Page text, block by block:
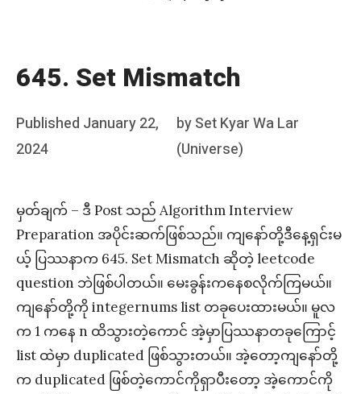
645. Set Mismatch
Posted
on
Published January 22,
2024
bySet Kyar Wa Lar
(Universe)
မှတ်ချက် – ဒီ Post သည် Algorithm Interview
Preparation အပိုင်းဆက်ဖြစ်သည်။ ကျနော်တို့ဒီနေ့ရှင်းမ
ယ့် ပြဿနာက 645. Set Mismatch ဆိုတဲ့ leetcode
question ဘဲဖြစ်ပါတယ်။ မေးခွန်းကနေစလိုက်ကြမယ်။
ကျနော်တို့ကို integernums list တခုပေးထားမယ်။ မူလ
က 1 ကနေ n ထိသွားတဲ့ကောင် အဲ့မှာပြဿနာတခုကြောင့်
list ထဲမှာ duplicated ဖြစ်သွားတယ်။ အဲ့တော့ကျနော်တို့
က duplicated ဖြစ်တဲ့ကောင်ကိုရှာပီးတော့ အဲ့ကောင်ကို